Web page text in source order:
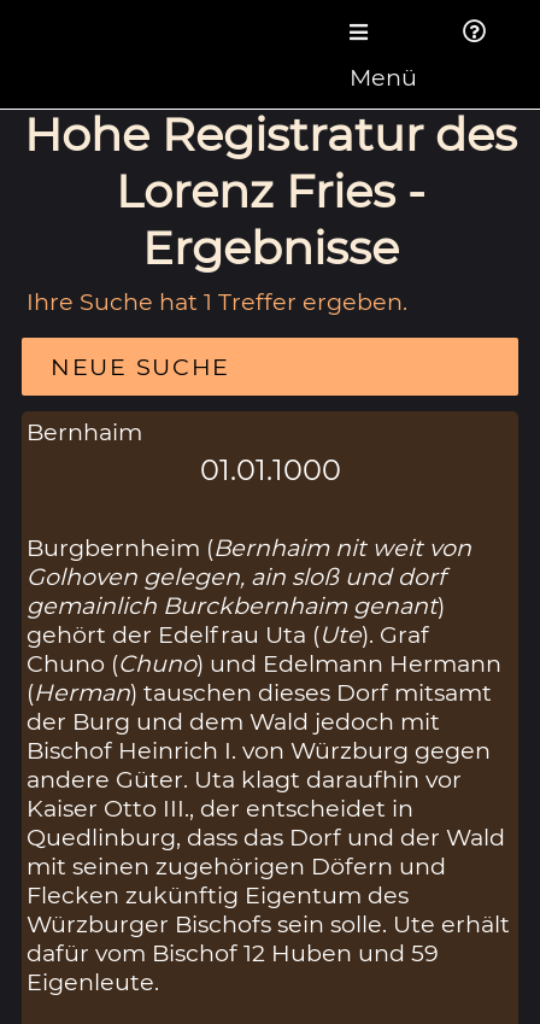
Menü
Hohe Registratur des
Lorenz Fries -
Ergebnisse
Ihre Suche hat 1 Treffer ergeben.
NEUE SUCHE
Bernhaim
01.01.1000
Burgbernheim (Bernhaim nit weit von
Golhoven gelegen, ain sloß und dorf
gemainlich Burckbernhaim genant)
gehört der Edelfrau Uta (Ute). Graf
Chuno (Chuno) und Edelmann Hermann
(Herman) tauschen dieses Dorf mitsamt
der Burg und dem Wald jedoch mit
Bischof Heinrich I. von Würzburg gegen
andere Güter. Uta klagt daraufhin vor
Kaiser Otto III., der entscheidet in
Quedlinburg, dass das Dorf und der Wald
mit seinen zugehörigen Döfern und
Flecken zukünftig Eigentum des
Würzburger Bischofs sein solle. Ute erhält
dafür vom Bischof 12 Huben und 59
Eigenleute.